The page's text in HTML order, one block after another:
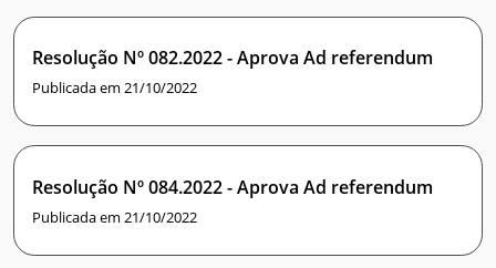
Resolução Nº 082.2022 - Aprova Ad referendum
Publicada em 21/10/2022
Resolução Nº 084.2022 - Aprova Ad referendum
Publicada em 21/10/2022